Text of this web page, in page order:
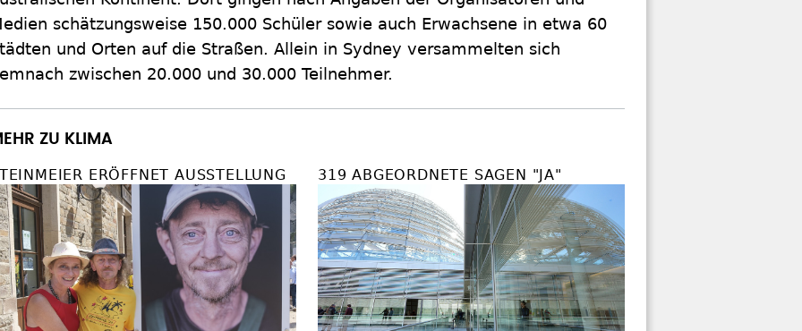
schätzungsweise 150.000 Schüler sowie auch Erwachsene in etwa 60
und Orten auf die Straßen. Allein in Sydney versammelten sich
zwischen 20.000 und 30.000 Teilnehmer.
ZU KLIMA
ERÖFFNET AUSSTELLUNG 319 ABGEORDNETE SAGEN "JA"